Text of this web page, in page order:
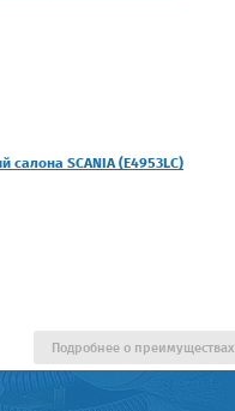
SCANIA (E4953LC)
Подробнее о преимуществах